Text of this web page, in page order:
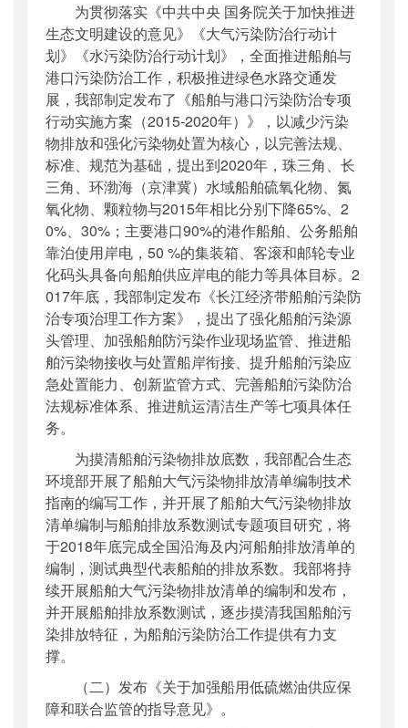
为贯彻落实《中共中央 国务院关于加快推进
生态文明建设的意见》《大气污染防治行动计
划》《水污染防治行动计划》，全面推进船舶与
港口污染防治工作，积极推进绿色水路交通发
展，我部制定发布了《船舶与港口污染防治专项
行动实施方案（2015-2020年）》，以减少污染
物排放和强化污染物处置为核心，以完善法规、
标准、规范为基础，提出到2020年，珠三角、长
三角、环渤海（京津冀）水域船舶硫氧化物、氮
氧化物、颗粒物与2015年相比分别下降65%、2
0%、30%；主要港口90%的港作船舶、公务船舶
靠泊使用岸电，50 %的集装箱、客滚和邮轮专业
化码头具备向船舶供应岸电的能力等具体目标。2
017年底，我部制定发布《长江经济带船舶污染防
治专项治理工作方案》，提出了强化船舶污染源
头管理、加强船舶防污染作业现场监管、推进船
舶污染物接收与处置船岸衔接、提升船舶污染应
急处置能力、创新监管方式、完善船舶污染防治
法规标准体系、推进航运清洁生产等七项具体任
务。
为摸清船舶污染物排放底数，我部配合生态
环境部开展了船舶大气污染物排放清单编制技术
指南的编写工作，并开展了船舶大气污染物排放
清单编制与船舶排放系数测试专题项目研究，将
于2018年底完成全国沿海及内河船舶排放清单的
编制，测试典型代表船舶的排放系数。我部将持
续开展船舶大气污染物排放清单的编制和发布，
并开展船舶排放系数测试，逐步摸清我国船舶污
染排放特征，为船舶污染防治工作提供有力支
撑。
（二）发布《关于加强船用低硫燃油供应保
障和联合监管的指导意见》。